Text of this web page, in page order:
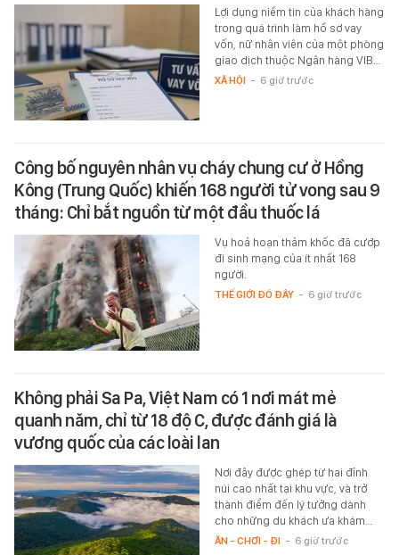
Lợi dụng niềm tin của khách hàng
trong quá trình làm hồ sơ vay
vốn, nữ nhân viên của một phòng
giao dịch thuộc Ngân hàng VIB…
XÃ HỘI - 6 giờ trước
Công bố nguyên nhân vụ cháy chung cư ở Hồng
Kông (Trung Quốc) khiến 168 người tử vong sau 9
tháng: Chỉ bắt nguồn từ một đầu thuốc lá
Vụ hoả hoạn thảm khốc đã cướp
đi sinh mạng của ít nhất 168
người.
THẾ GIỚI ĐÓ ĐÂY - 6 giờ trước
Không phải Sa Pa, Việt Nam có 1 nơi mát mẻ
quanh năm, chỉ từ 18 độ C, được đánh giá là
vương quốc của các loài lan
Nơi đây được ghép từ hai đỉnh
núi cao nhất tại khu vực, và trở
thành điểm đến lý tưởng dành
cho những du khách ưa khám…
ĂN - CHƠI - ĐI - 6 giờ trước